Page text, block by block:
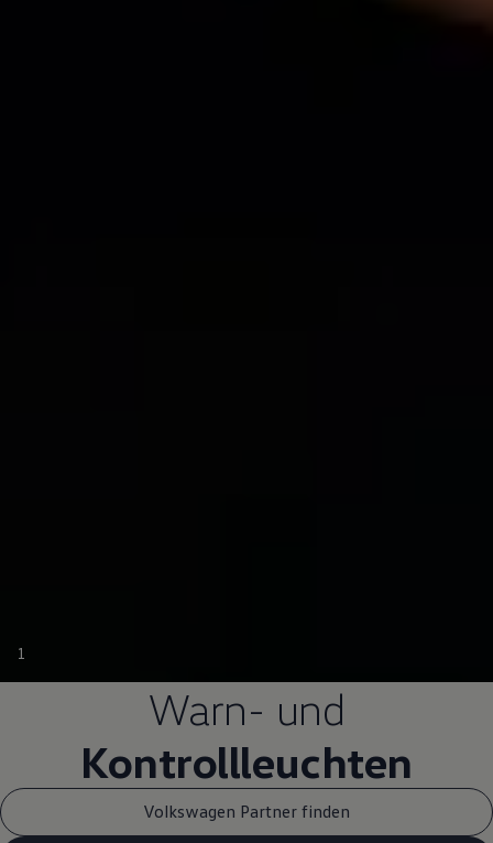
1
Warn- und
Kontrollleuchten
Volkswagen Partner finden